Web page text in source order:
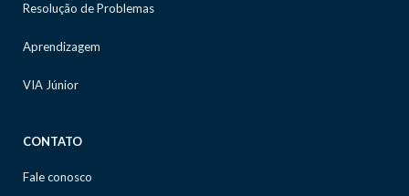
Resolução de Problemas
Aprendizagem
VIA Júnior
CONTATO
Fale conosco